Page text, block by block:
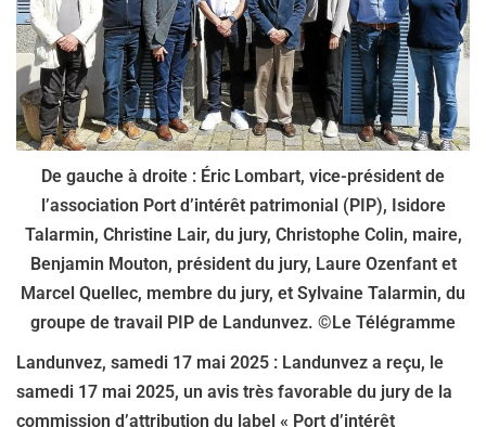
De gauche à droite : Éric Lombart, vice-président de
l’association Port d’intérêt patrimonial (PIP), Isidore
Talarmin, Christine Lair, du jury, Christophe Colin, maire,
Benjamin Mouton, président du jury, Laure Ozenfant et
Marcel Quellec, membre du jury, et Sylvaine Talarmin, du
groupe de travail PIP de Landunvez. ©Le Télégramme
Landunvez, samedi 17 mai 2025 : Landunvez a reçu, le
samedi 17 mai 2025, un avis très favorable du jury de la
commission d’attribution du label « Port d’intérêt